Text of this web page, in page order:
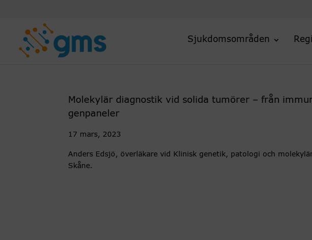
Sjukdomsområden
Molekylär diagnostik vid solida tumörer – från
genpaneler
17 mars, 2023
Anders Edsjö, överläkare vid Klinisk genetik, patologi och
Skåne.